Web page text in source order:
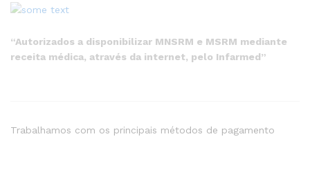
“Autorizados a disponibilizar MNSRM e MSRM mediante
receita médica, através da internet, pelo Infarmed”
Trabalhamos com os principais métodos de pagamento